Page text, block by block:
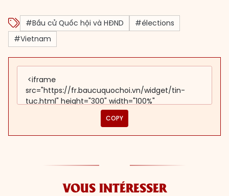
#Bầu cử Quốc hội và HĐND
#élections
#Vietnam
COPY
VOUS INTÉRESSER